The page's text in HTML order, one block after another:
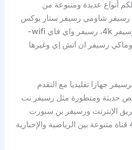
أنواع عديدة ومتنوعة من
رسيفر شاومي رسيفر ستار بوكس
ورسيفر بي ان سبورت رسيفر 4k، رسيفر واي فاي wifi-
رسيفر ان اتش إي وغيرها
جهازا تقليديا مع التقدم
حديثة ومتطورة مثل رسيفر نت
الإنترنت ورسيفر بن سبورت
الذي يتيح أكثر من 4000 قناة متنوعة بين الرياضية والإخبارية